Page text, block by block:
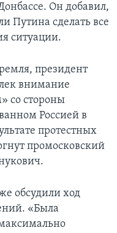
Он добавил,
Путина сделать все
ситуации.
президент
внимание
со стороны
Россией в
протестных
промосковский
обсудили ход
«Была